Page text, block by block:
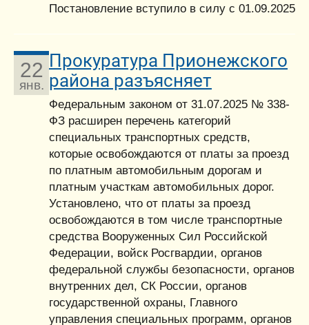
Постановление вступило в силу с 01.09.2025
22
янв.
Прокуратура Прионежского
района разъясняет
Федеральным законом от 31.07.2025 № 338-
ФЗ расширен перечень категорий
специальных транспортных средств,
которые освобождаются от платы за проезд
по платным автомобильным дорогам и
платным участкам автомобильных дорог.
Установлено, что от платы за проезд
освобождаются в том числе транспортные
средства Вооруженных Сил Российской
Федерации, войск Росгвардии, органов
федеральной службы безопасности, органов
внутренних дел, СК России, органов
государственной охраны, Главного
управления специальных программ, органов